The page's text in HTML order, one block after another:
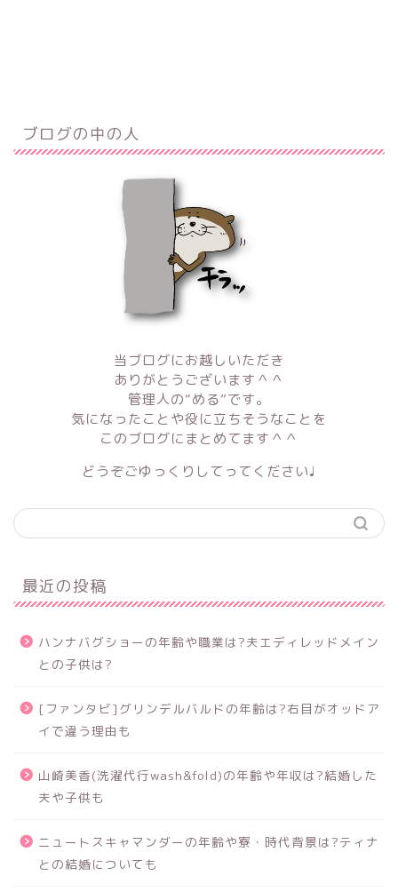
ブログの中の人
当ブログにお越しいただき
ありがとうございます＾＾
管理人の“める”です。
気になったことや役に立ちそうなことを
このブログにまとめてます＾＾
どうぞごゆっくりしてってください♩
最近の投稿
ハンナバグショーの年齢や職業は?夫エディレッドメイン
との子供は?
[ファンタビ]グリンデルバルドの年齢は?右目がオッドア
イで違う理由も
山崎美香(洗濯代行wash&fold)の年齢や年収は?結婚した
夫や子供も
ニュートスキャマンダーの年齢や寮・時代背景は?ティナ
との結婚についても